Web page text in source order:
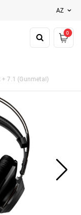
AZ
0
+ 7.1 (Gunmetal)